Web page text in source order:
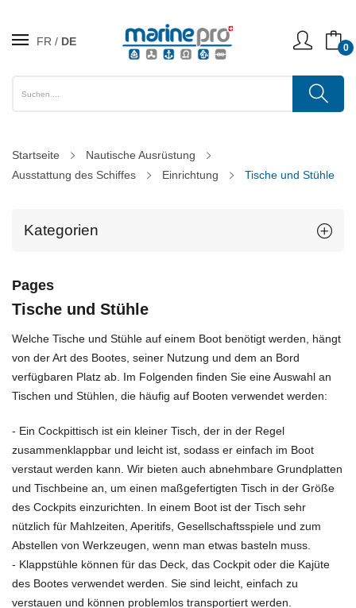
FR DE 0
Startseite
Nautische Ausrüstung
Ausstattung des Schiffes
Einrichtung Tische und Stühle
Kategorien
Pages
Tische und Stühle
Welche Tische und Stühle auf einem Boot benötigt werden, hängt
von der Art des Bootes, seiner Nutzung und dem an Bord
verfügbaren Platz ab. Im Folgenden finden Sie eine Auswahl an
Tischen und Stühlen, die häufig auf Booten verwendet werden:
- Ein Cockpittisch ist ein kleiner Tisch, der in der Regel
zusammenklappbar und leicht ist, sodass er einfach im Boot
verstaut werden kann. Wir bieten auch abnehmbare Grundplatten
und Tischbeine an, um einen maßgefertigten Tisch in der Größe
des Cockpits einzurichten. In einem Boot ist der Tisch sehr
nützlich für Mahlzeiten, Aperitifs, Gesellschaftsspiele und zum
Abstellen von Werkzeugen, wenn man etwas basteln muss.
- Klappstühle können für das Deck, das Cockpit oder die Kajüte
des Bootes verwendet werden. Sie sind leicht, einfach zu
verstauen und können problemlos transportiert werden.